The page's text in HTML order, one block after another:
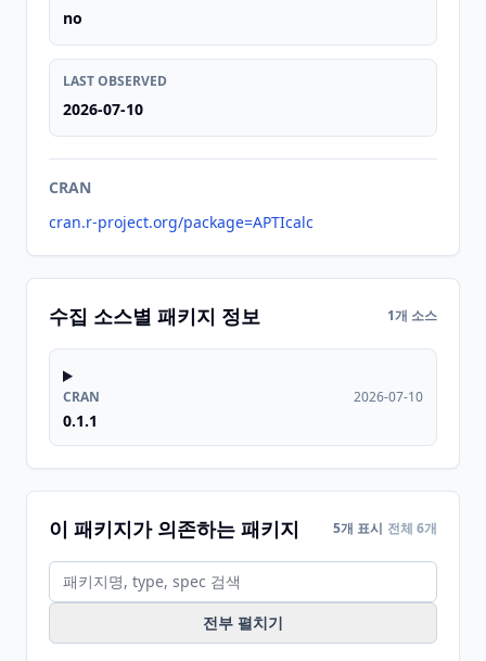
no
LAST OBSERVED
2026-07-10
CRAN
cran.r-project.org/package=APTIcalc
수집 소스별 패키지 정보 1개 소스
CRAN
0.1.1
2026-07-10
이 패키지가 의존하는 패키지 5개 표시 전체 6개
전부 펼치기